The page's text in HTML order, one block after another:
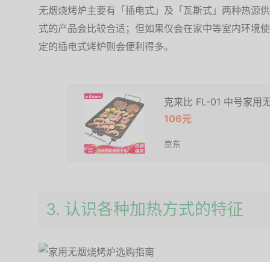
无烟烧烤炉主要有「插电式」及「瓦斯式」两种热源
式的产品会比较合适；但如果仅会在家中等室内环境
定的插电式烤炉则会便利得多。
克来比 FL-01 中号家用
106元
京东
3. 认识各种加热方式的特征